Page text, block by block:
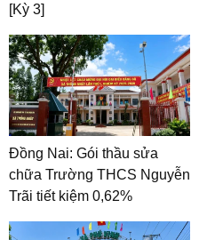
[Kỳ 3]
Đồng Nai: Gói thầu sửa
chữa Trường THCS Nguyễn
Trãi tiết kiệm 0,62%